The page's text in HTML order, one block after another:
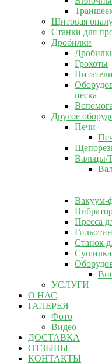
Щитовая
Станки для
Дробилки
Грохоты
Питатели
песка
Другое
Печи
Вальцы/
Вакуум-
Пресса
Станок
Сушилка
УСЛУГИ
О НАС
ГАЛЕРЕЯ
Фото
Видео
ДОСТАВКА
ОТЗЫВЫ
КОНТАКТЫ